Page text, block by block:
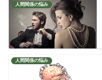
人間関係の悩み
人間関係の悩み